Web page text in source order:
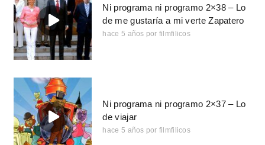
Ni programa ni programo 2×38 – Lo
de me gustaría a mi verte Zapatero
hace 5 años por filmfilicos
Ni programa ni programo 2×37 – Lo
de viajar
hace 5 años por filmfilicos